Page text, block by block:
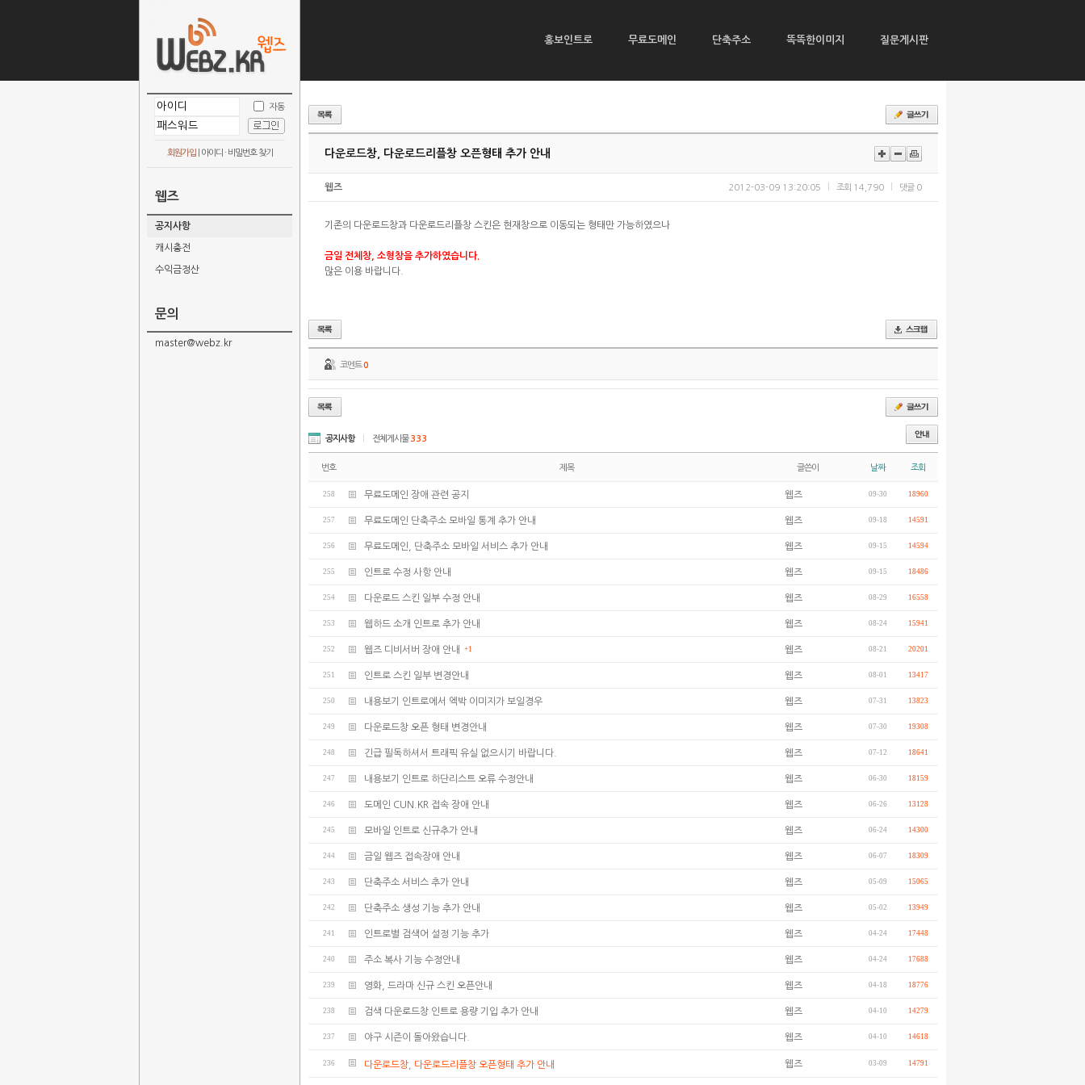
홍보인트로 무료도메인 단축주소 똑똑한이미지 질문게시판
자동
회원가입| 아이디 · 비밀번호 찾기
웹즈
공지사항
캐시충전
수익금정산
문의
master@webz.kr
다운로드창, 다운로드리플창 오픈형태 추가 안내
웹즈 2012-03-09 13:20:05 조회 14,790 댓글 0
기존의 다운로드창과 다운로드리플창 스킨은 현재창으로 이동되는 형태만 가능하였으나
금일 전체창, 소형창을 추가하였습니다.
많은 이용 바랍니다.
코멘트0
공지사항 전체게시물333
번호 제목 글쓴이 날짜 조회
258 무료도메인 장애 관련 공지 웹즈 09-30 18960
257 무료도메인 단축주소 모바일 통계 추가 안내 웹즈 09-18 14591
256 무료도메인, 단축주소 모바일 서비스 추가 안내 웹즈 09-15 14594
255 인트로 수정 사항 안내 웹즈 09-15 18486
254 다운로드 스킨 일부 수정 안내 웹즈 08-29 16558
253 웹하드 소개 인트로 추가 안내 웹즈 08-24 15941
252 웹즈 디비서버 장애 안내 +1 웹즈 08-21 20201
251 인트로 스킨 일부 변경안내 웹즈 08-01 13417
250 내용보기 인트로에서 엑박 이미지가 보일경우 웹즈 07-31 13823
249 다운로드창 오픈 형태 변경안내 웹즈 07-30 19308
248 긴급 필독하셔서 트래픽 유실 없으시기 바랍니다. 웹즈 07-12 18641
247 내용보기 인트로 하단리스트 오류 수정안내 웹즈 06-30 18159
246 도메인 CUN.KR 접속 장애 안내 웹즈 06-26 13128
245 모바일 인트로 신규추가 안내 웹즈 06-24 14300
244 금일 웹즈 접속장애 안내 웹즈 06-07 18309
243 단축주소 서비스 추가 안내 웹즈 05-09 15065
242 단축주소 생성 기능 추가 안내 웹즈 05-02 13949
241 인트로별 검색어 설정 기능 추가 웹즈 04-24 17448
240 주소 복사 기능 수정안내 웹즈 04-24 17688
239 영화, 드라마 신규 스킨 오픈안내 웹즈 04-18 18776
238 검색 다운로드창 인트로 용량 기입 추가 안내 웹즈 04-10 14279
237 야구 시즌이 돌아왔습니다. 웹즈 04-10 14618
236 다운로드창, 다운로드리플창 오픈형태 추가 안내 웹즈 03-09 14791